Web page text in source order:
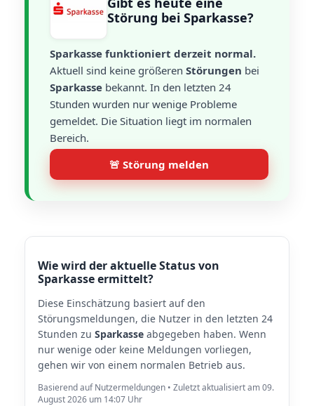
Störung bei Sparkasse?
Sparkasse funktioniert derzeit normal.
Aktuell sind keine größeren Störungen bei
Sparkasse bekannt. In den letzten 24
Stunden wurden nur wenige Probleme
gemeldet. Die Situation liegt im normalen
Bereich.
🚨 Störung melden
Wie wird der aktuelle Status von
Sparkasse ermittelt?
Diese Einschätzung basiert auf den
Störungsmeldungen, die Nutzer in den letzten 24
Stunden zu Sparkasse abgegeben haben. Wenn
nur wenige oder keine Meldungen vorliegen,
gehen wir von einem normalen Betrieb aus.
Basierend auf Nutzermeldungen • Zuletzt aktualisiert am 09.
August 2026 um 14:07 Uhr